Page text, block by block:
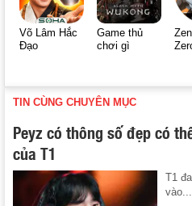
Võ Lâm Hắc
Đạo
Game thủ
chơi gì
TIN CÙNG CHUYÊN MỤC
Peyz có thông số đẹp có
của T1
T1